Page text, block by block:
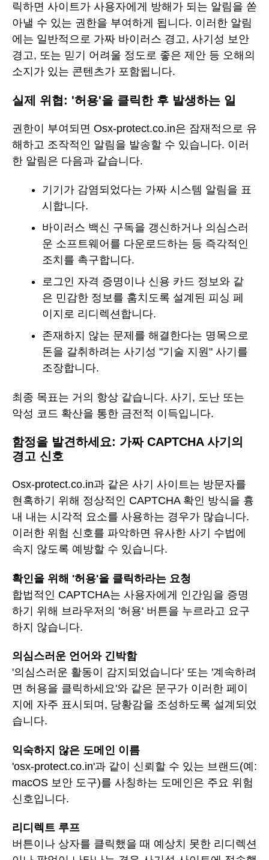
릭하면 사이트가 사용자에게 방해가 되는 알림을 쏟
아낼 수 있는 권한을 부여하게 됩니다. 이러한 알림
에는 일반적으로 가짜 바이러스 경고, 사기성 보안
경고, 또는 믿기 어려울 정도로 좋은 제안 등 오해의
소지가 있는 콘텐츠가 포함됩니다.
실제 위협: '허용'을 클릭한 후 발생하는 일
권한이 부여되면 Osx-protect.co.in은 잠재적으로 유
해하고 조작적인 알림을 발송할 수 있습니다. 이러
한 알림은 다음과 같습니다.
기기가 감염되었다는 가짜 시스템 알림을 표
시합니다.
바이러스 백신 구독을 갱신하거나 의심스러
운 소프트웨어를 다운로드하는 등 즉각적인
조치를 촉구합니다.
로그인 자격 증명이나 신용 카드 정보와 같
은 민감한 정보를 훔치도록 설계된 피싱 페
이지로 리디렉션합니다.
존재하지 않는 문제를 해결한다는 명목으로
돈을 갈취하려는 사기성 "기술 지원" 사기를
조장합니다.
최종 목표는 거의 항상 같습니다. 사기, 도난 또는
악성 코드 확산을 통한 금전적 이득입니다.
함정을 발견하세요: 가짜 CAPTCHA 사기의
경고 신호
Osx-protect.co.in과 같은 사기 사이트는 방문자를
현혹하기 위해 정상적인 CAPTCHA 확인 방식을 흉
내 내는 시각적 요소를 사용하는 경우가 많습니다.
이러한 위험 신호를 파악하면 유사한 사기 수법에
속지 않도록 예방할 수 있습니다.
확인을 위해 '허용'을 클릭하라는 요청
합법적인 CAPTCHA는 사용자에게 인간임을 증명
하기 위해 브라우저의 '허용' 버튼을 누르라고 요구
하지 않습니다.
의심스러운 언어와 긴박함
'의심스러운 활동이 감지되었습니다' 또는 '계속하려
면 허용을 클릭하세요'와 같은 문구가 이러한 페이
지에 자주 표시되며, 당황감을 조성하도록 설계되었
습니다.
익숙하지 않은 도메인 이름
'osx-protect.co.in'과 같이 신뢰할 수 있는 브랜드(예:
macOS 보안 도구)를 사칭하는 도메인은 주요 위험
신호입니다.
리디렉트 루프
버튼이나 상자를 클릭했을 때 예상치 못한 리디렉션